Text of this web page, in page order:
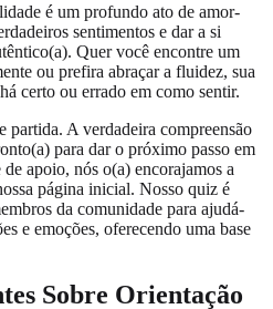
é um profundo ato de amor-
sentimentos e dar a si
Quer você encontre um
ou prefira abraçar a fluidez, sua
certo ou errado em como sentir.
partida. A verdadeira compreensão
para dar o próximo passo em
apoio, nós o(a) encorajamos a
página inicial. Nosso quiz é
da comunidade para ajudá-
e emoções, oferecendo uma base
Sobre Orientação